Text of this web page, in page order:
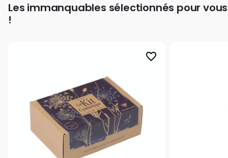
Les immanquables sélectionnés pour vous
!
favorite_border